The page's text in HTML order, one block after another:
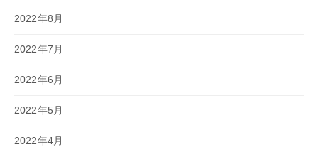
2022年8月
2022年7月
2022年6月
2022年5月
2022年4月